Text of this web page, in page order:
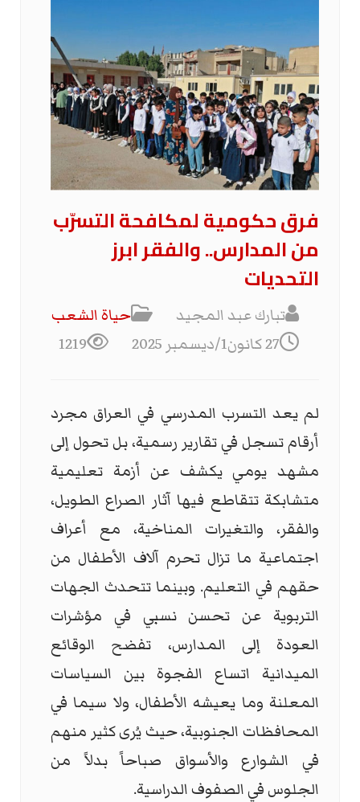
فرق حكومية لمكافحة التسرّب
من المدارس.. والفقر ابرز
التحديات
تبارك عبد المجيد
حياة الشعب
27 كانون1/ديسمبر 2025
1219
لم يعد التسرب المدرسي في العراق مجرد
أرقام تسجل في تقارير رسمية، بل تحول إلى
مشهد يومي يكشف عن أزمة تعليمية
متشابكة تتقاطع فيها آثار الصراع الطويل،
والفقر، والتغيرات المناخية، مع أعراف
اجتماعية ما تزال تحرم آلاف الأطفال من
حقهم في التعليم. وبينما تتحدث الجهات
التربوية عن تحسن نسبي في مؤشرات
العودة إلى المدارس، تفضح الوقائع
الميدانية اتساع الفجوة بين السياسات
المعلنة وما يعيشه الأطفال، ولا سيما في
المحافظات الجنوبية، حيث يُرى كثير منهم
في الشوارع والأسواق صباحاً بدلاً من
الجلوس في الصفوف الدراسية.